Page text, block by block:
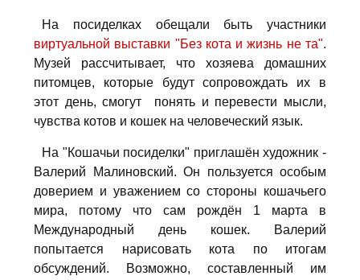
На посиделках обещали быть участники
виртуальной выставки "Без кота и жизнь не та".
Музей рассчитывает, что хозяева домашних
питомцев, которые будут сопровождать их в
этот день, смогут понять и перевести мысли,
чувства котов и кошек на человеческий язык.
На "Кошачьи посиделки" приглашён художник -
Валерий Малиновский. Он пользуется особым
доверием и уважением со стороны кошачьего
мира, потому что сам рождён 1 марта в
Международный день кошек. Валерий
попытается нарисовать кота по итогам
обсуждений. Возможно, составленный им